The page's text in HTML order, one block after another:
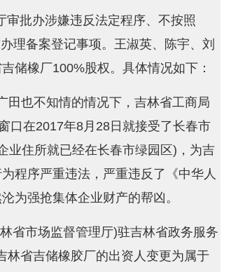
审批办涉嫌违反法定程序、不按照
理备案登记事项。王淑英、陈宇、刘
储橡厂100%股权。具体情况如下：
田也不知情的情况下，吉林省工商局
口在2017年8月28日就接受了长春市
业住所就已经在长春市绿园区)，为吉
程序严重违法，严重违反了《中华人
为强抢集体企业财产的帮凶。
省市场监督管理厅)驻吉林省政务服务
林省吉储橡胶厂的出资人变更为属于